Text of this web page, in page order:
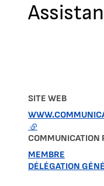
COMMUNICATION
MEMBRE
DÉLÉGATION
SITE WEB
- LIEN EXTERNE